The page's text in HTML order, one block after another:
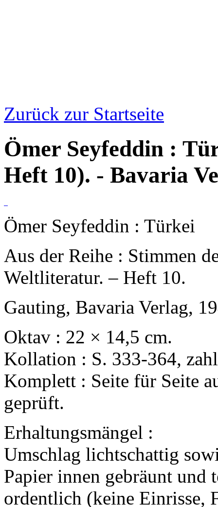
Zurück zur Startseite
Ömer Seyfeddin :
Heft 10). - Bavaria
Ömer Seyfeddin : Türkei
Aus der Reihe : Stimmen
Weltliteratur. – Heft 10.
Gauting, Bavaria Verlag,
Oktav : 22 × 14,5 cm.
Kollation : S. 333-364,
Komplett : Seite für Seite
geprüft.
Erhaltungsmängel :
Umschlag lichtschattig
Papier innen gebräunt und
ordentlich (keine Einrisse,